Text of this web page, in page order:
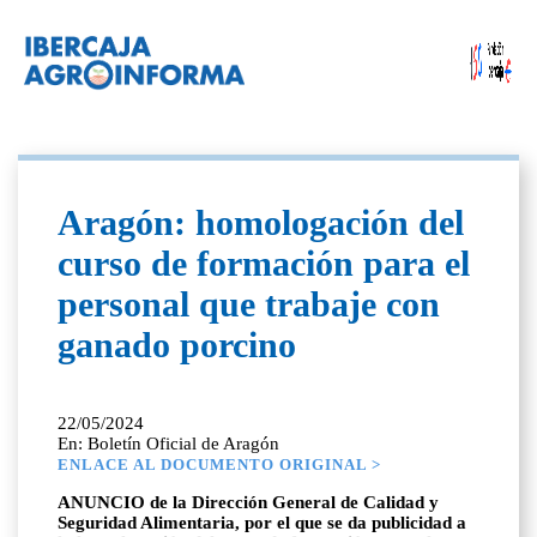
Aragón: homologación del
curso de formación para el
personal que trabaje con
ganado porcino
22/05/2024
En: Boletín Oficial de Aragón
ENLACE AL DOCUMENTO ORIGINAL >
ANUNCIO de la Dirección General de Calidad y
Seguridad Alimentaria, por el que se da publicidad a